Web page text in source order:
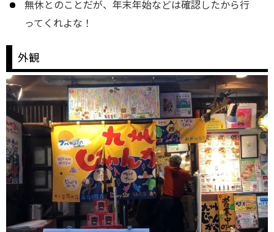
無休とのことだが、年末年始などは確認したから行
ってくれよな！
外観